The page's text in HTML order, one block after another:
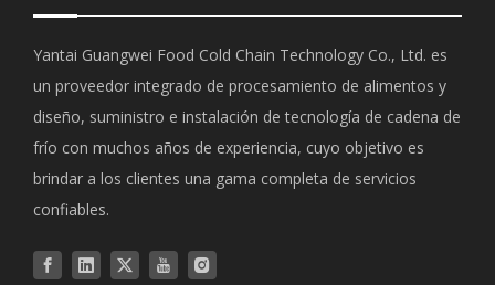
Yantai Guangwei Food Cold Chain Technology Co., Ltd. es
un proveedor integrado de procesamiento de alimentos y
diseño, suministro e instalación de tecnología de cadena de
frío con muchos años de experiencia, cuyo objetivo es
brindar a los clientes una gama completa de servicios
confiables.